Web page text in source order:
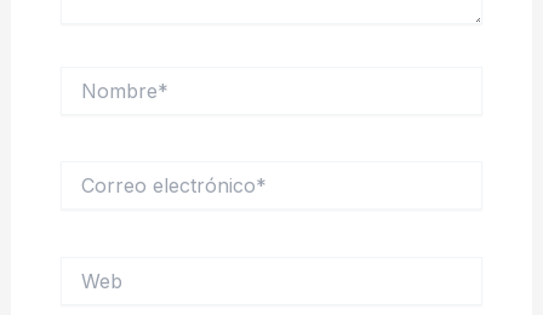
electrónico*